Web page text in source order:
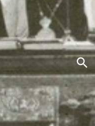
search